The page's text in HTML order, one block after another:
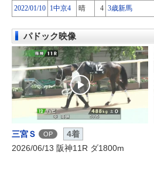
2022/01/10 1中京4 晴 4 3歳新馬
パドック映像
三宮Ｓ OP
4着
2026/06/13 阪神11R ダ1800m